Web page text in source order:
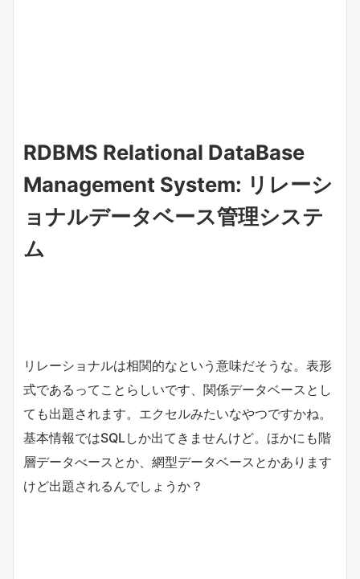
RDBMS Relational DataBase
Management System: リレーシ
ョナルデータベース管理システ
ム
リレーショナルは相関的なという意味だそうな。表形
式であるってことらしいです、関係データベースとし
ても出題されます。エクセルみたいなやつですかね。
基本情報ではSQLしか出てきませんけど。ほかにも階
層データべースとか、網型データベースとかあります
けど出題されるんでしょうか？